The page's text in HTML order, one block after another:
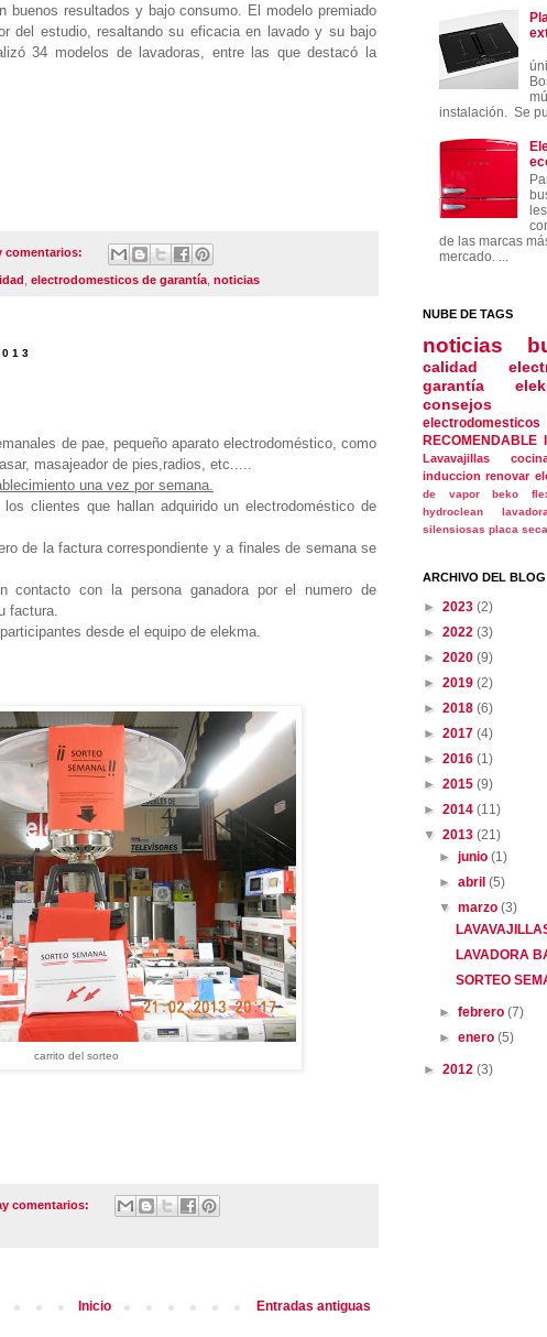
buenos resultados y bajo consumo. El modelo premiado
del estudio, resaltando su eficacia en lavado y su bajo
34 modelos de lavadoras, entre las que destacó la
comentarios:
electrodomesticos de garantía noticias
de pae, pequeño aparato electrodoméstico, como
masajeador de pies,radios, etc.....
una vez por semana.
clientes que hallan adquirido un electrodoméstico de
de la factura correspondiente y a finales de semana se
contacto con la persona ganadora por el numero de
factura.
desde el equipo de elekma.
carrito del sorteo
comentarios:
Entradas antiguas
Inicio
instalación. Se
de las marcas
mercado. ...
NUBE DE TAGS
noticias
calidad
garantía
consejos
electrodomesticos
RECOMENDABLE
Lavavajillas
induccion renovar
de vapor
beko
hydroclean
silensiosas placa
ARCHIVO DEL BLOG
► 2023 (2)
► 2022 (3)
► 2020 (9)
► 2019 (2)
► 2018 (6)
► 2017 (4)
► 2016 (1)
► 2015 (9)
► 2014 (11)
▼ 2013 (21)
►junio(1)
►abril(5)
▼marzo(3)
LAVADORA
SORTEO
►febrero(7)
►enero(5)
► 2012 (3)